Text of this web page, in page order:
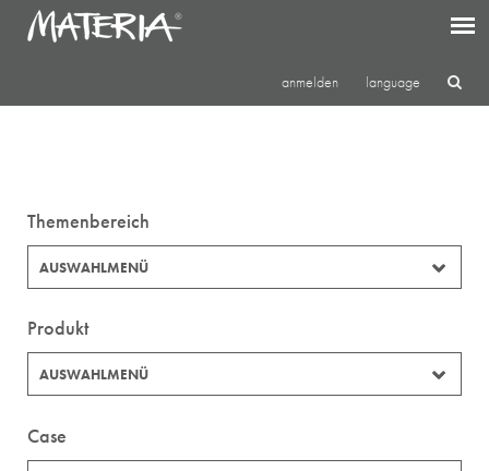
anmelden language
Themenbereich
AUSWAHLMENÜ
Produkt
AUSWAHLMENÜ
Case